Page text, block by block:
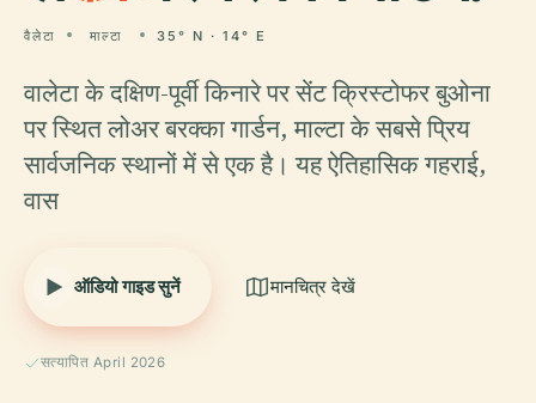
वैलेटा माल्टा 35° N · 14° E
वालेटा के दक्षिण-पूर्वी किनारे पर सेंट क्रिस्टोफर बुओना
पर स्थित लोअर बरक्का गार्डन, माल्टा के सबसे प्रिय
सार्वजनिक स्थानों में से एक है। यह ऐतिहासिक गहराई,
वास
ऑडियो गाइड सुनें मानचित्र देखें
सत्यापित April 2026